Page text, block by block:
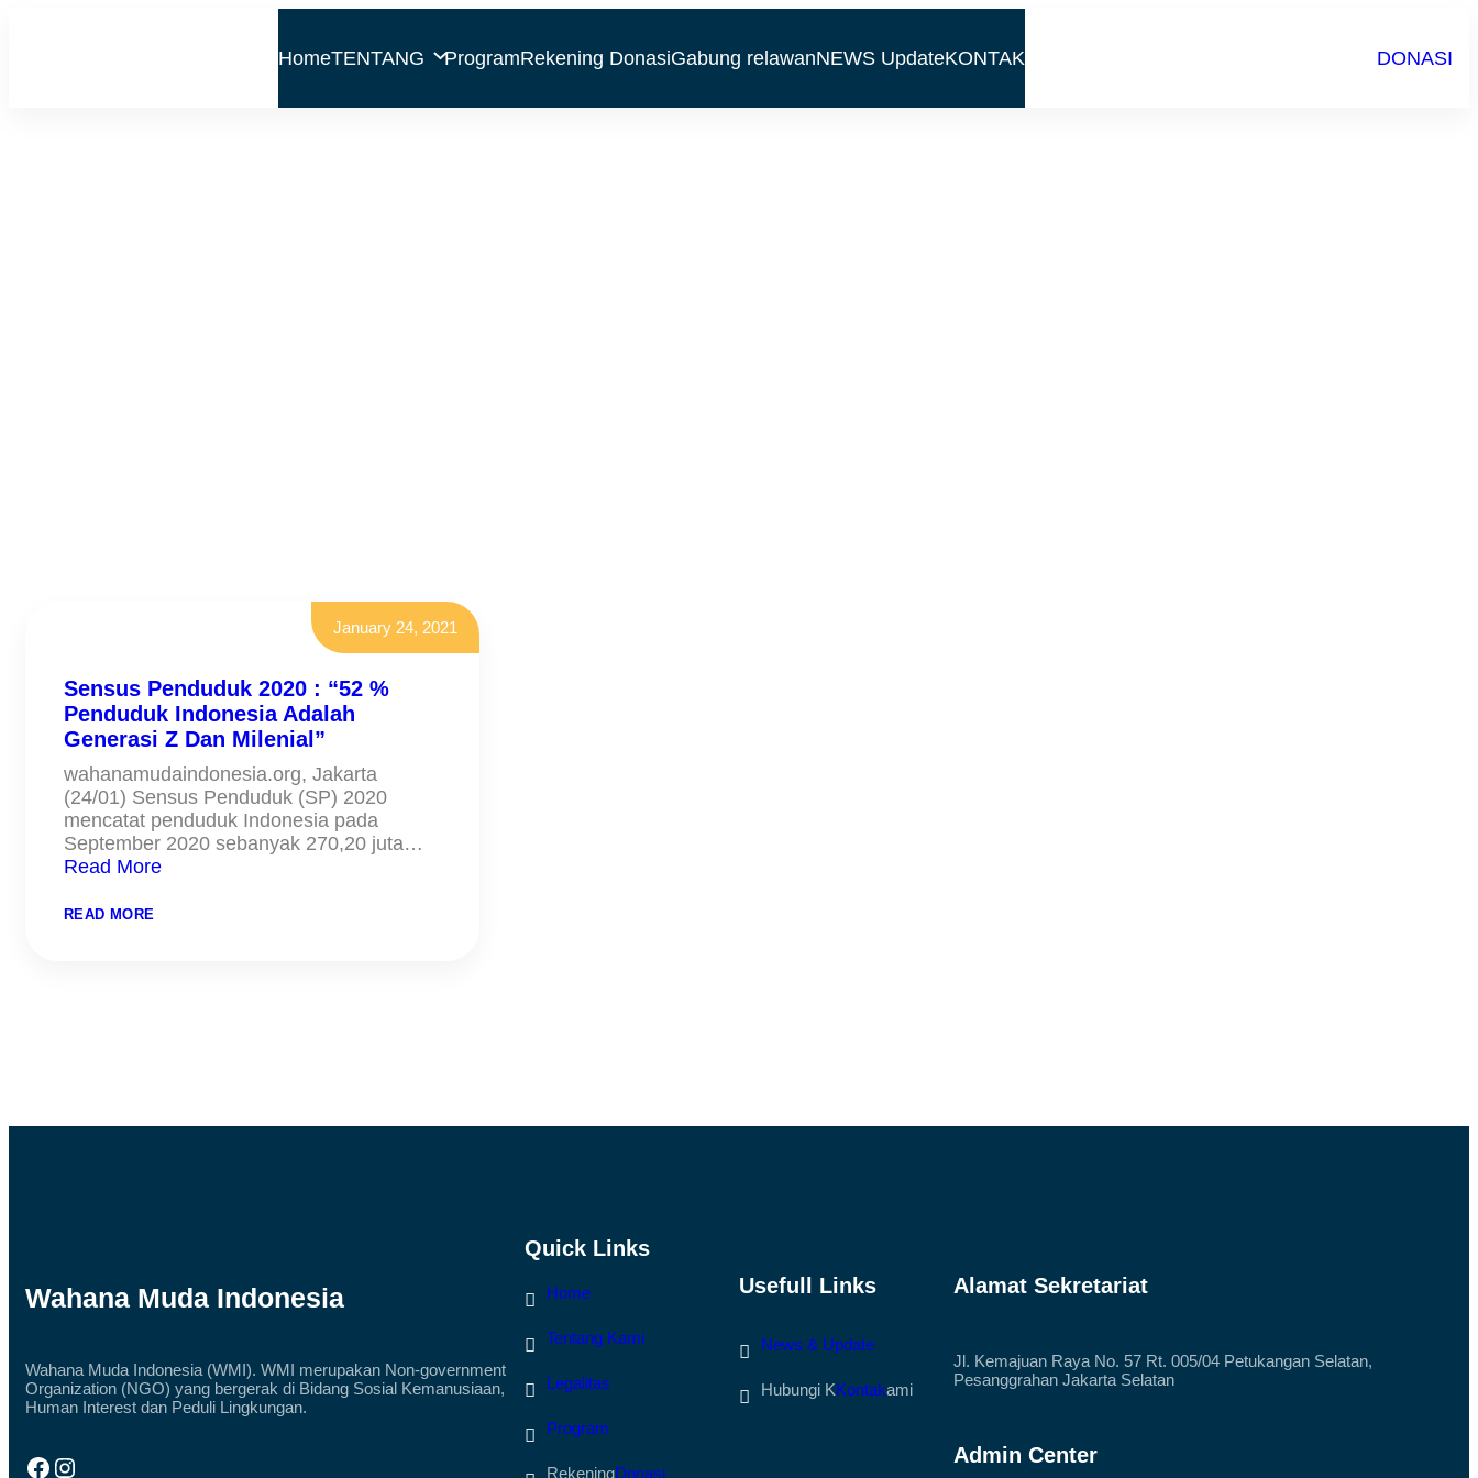
HomeTENTANG ProgramRekening DonasiGabung relawanNEWS UpdateKONTAK DONASI
January 24, 2021
Sensus Penduduk 2020 : “52 %
Penduduk Indonesia Adalah
Generasi Z Dan Milenial”
wahanamudaindonesia.org, Jakarta
(24/01) Sensus Penduduk (SP) 2020
mencatat penduduk Indonesia pada
September 2020 sebanyak 270,20 juta…
Read More
READ MORE
MILENIAL”
Wahana Muda Indonesia
Wahana Muda Indonesia (WMI). WMI merupakan Non-government
Organization (NGO) yang bergerak di Bidang Sosial Kemanusiaan,
Human Interest dan Peduli Lingkungan.
Facebook Instagram
Quick Links
Home
Tentang Kami
Legalitas
Program
RekeningDonasi
Usefull Links
News & Update
Hubungi KKontakami
Alamat Sekretariat
Jl. Kemajuan Raya No. 57 Rt. 005/04 Petukangan Selatan,
Pesanggrahan Jakarta Selatan
Admin Center